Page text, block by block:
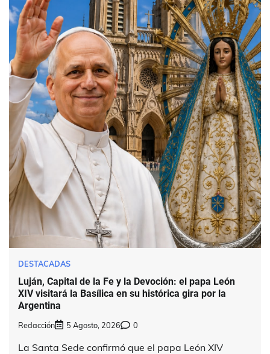
DESTACADAS
Luján, Capital de la Fe y la Devoción: el papa León
XIV visitará la Basílica en su histórica gira por la
Argentina
Redacción 5 Agosto, 2026 0
La Santa Sede confirmó que el papa León XIV